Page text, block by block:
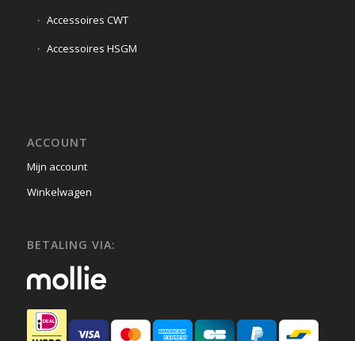
Accessoires CWT
Accessoires HSGM
ACCOUNT
Mijn account
Winkelwagen
BETALING VIA: